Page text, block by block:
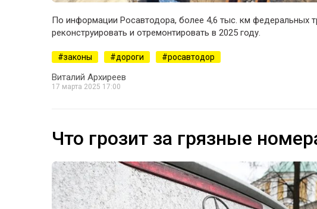
По информации Росавтодора, более 4,6 тыс. км федеральных
реконструировать и отремонтировать в 2025 году.
законы дороги росавтодор
Виталий Архиреев
17 марта 2025 17:00
Что грозит за грязные